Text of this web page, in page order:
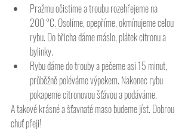
Pražmu očistíme a troubu rozehřejeme na
200 °C. Osolíme, opepříme, okmínujeme celou
rybu. Do břicha dáme máslo, plátek citronu a
bylinky.
Rybu dáme do trouby a pečeme asi 15 minut,
průběžně poléváme výpekem. Nakonec rybu
pokapeme citronovou šťávou a podáváme.
A takové krásné a šťavnaté maso budeme jíst. Dobrou
chuť přeji!